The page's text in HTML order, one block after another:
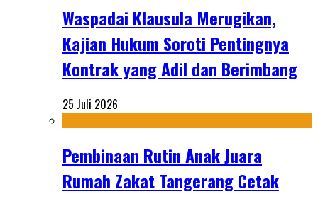
Waspadai Klausula Merugikan,
Kajian Hukum Soroti Pentingnya
Kontrak yang Adil dan Berimbang
25 Juli 2026
Pembinaan Rutin Anak Juara
Rumah Zakat Tangerang Cetak